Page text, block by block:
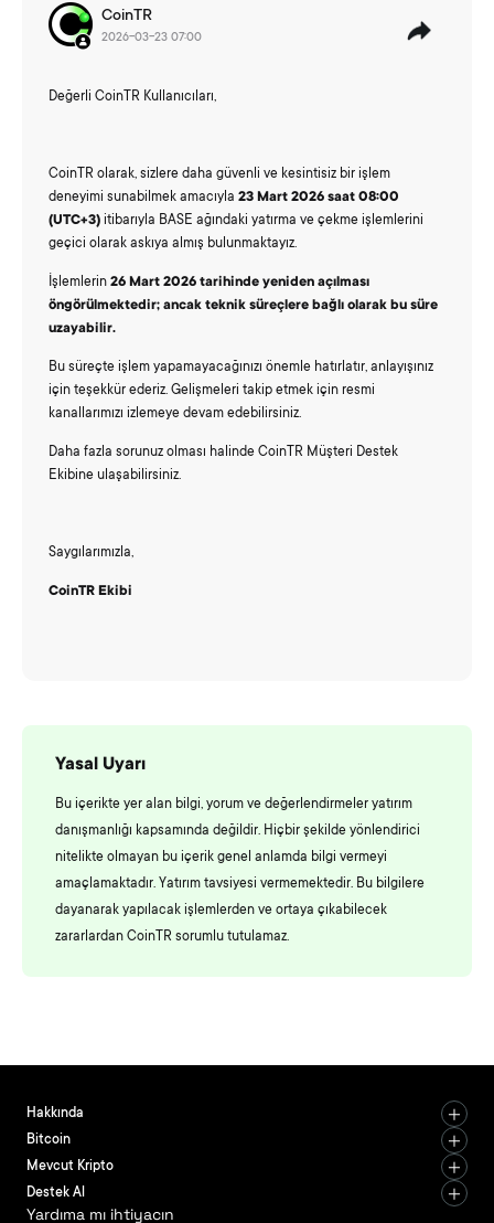
CoinTR
2026-03-23 07:00
Değerli CoinTR Kullanıcıları,
CoinTR olarak, sizlere daha güvenli ve kesintisiz bir işlem
deneyimi sunabilmek amacıyla 23 Mart 2026 saat 08:00
(UTC+3) itibarıyla BASE ağındaki yatırma ve çekme işlemlerini
geçici olarak askıya almış bulunmaktayız.
İşlemlerin 26 Mart 2026 tarihinde yeniden açılması
öngörülmektedir; ancak teknik süreçlere bağlı olarak bu süre
uzayabilir.
Bu süreçte işlem yapamayacağınızı önemle hatırlatır, anlayışınız
için teşekkür ederiz. Gelişmeleri takip etmek için resmi
kanallarımızı izlemeye devam edebilirsiniz.
Daha fazla sorunuz olması halinde CoinTR Müşteri Destek
Ekibine ulaşabilirsiniz.
Saygılarımızla,
CoinTR Ekibi
Yasal Uyarı
Bu içerikte yer alan bilgi, yorum ve değerlendirmeler yatırım
danışmanlığı kapsamında değildir. Hiçbir şekilde yönlendirici
nitelikte olmayan bu içerik genel anlamda bilgi vermeyi
amaçlamaktadır. Yatırım tavsiyesi vermemektedir. Bu bilgilere
dayanarak yapılacak işlemlerden ve ortaya çıkabilecek
zararlardan CoinTR sorumlu tutulamaz.
Hakkında
Bitcoin
Mevcut Kripto
Destek Al
Yardıma mı ihtiyacın